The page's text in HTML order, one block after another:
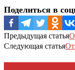
Поделиться в
Предыдущая статьяО
Следующая статья